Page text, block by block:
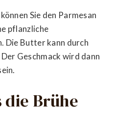
Sie den Parmesan
pflanzliche
Die Butter kann durch
Geschmack wird dann
die Brühe